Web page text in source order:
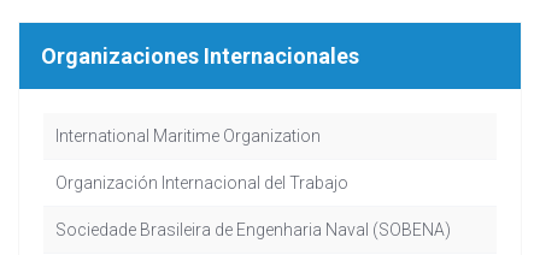
Organizaciones Internacionales
International Maritime Organization
Organización Internacional del Trabajo
Sociedade Brasileira de Engenharia Naval (SOBENA)